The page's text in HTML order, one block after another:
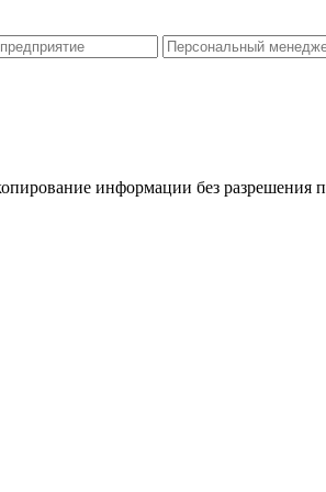
информации без разрешения